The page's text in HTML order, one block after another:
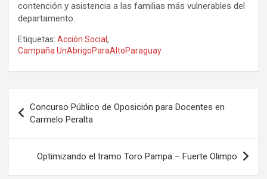
contención y asistencia a las familias más vulnerables del
departamento.
Etiquetas: Acción Social,
Campaña UnAbrigoParaAltoParaguay
de
entradas
Concurso Público de Oposición para Docentes en
Carmelo Peralta
Optimizando el tramo Toro Pampa – Fuerte Olimpo